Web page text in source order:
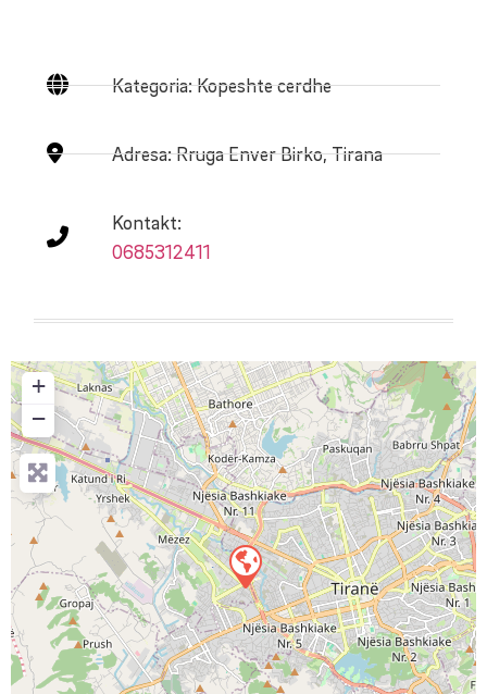
Kategoria: Kopeshte cerdhe
Adresa:Rruga Enver Birko, Tirana
Kontakt:
0685312411
+
−